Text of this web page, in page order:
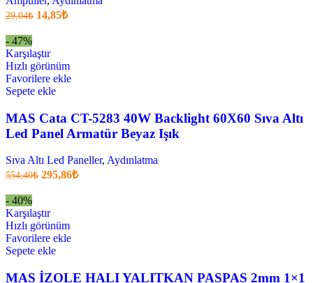
29,04₺ Orijinal
14,85₺Şu
.
- 47%
Karşılaştır
Hızlı görünüm
Favorilere ekle
Sepete ekle
MAS Cata CT-5283 40W Backlight 60X60 Sıva Altı
Led Panel Armatür Beyaz Işık
Sıva Altı Led Paneller, Aydınlatma
554,40₺ Orijinal
295,86₺Şu
- 40%
Karşılaştır
Hızlı görünüm
Favorilere ekle
Sepete ekle
MAS İZOLE HALI YALITKAN PASPAS 2mm 1×1